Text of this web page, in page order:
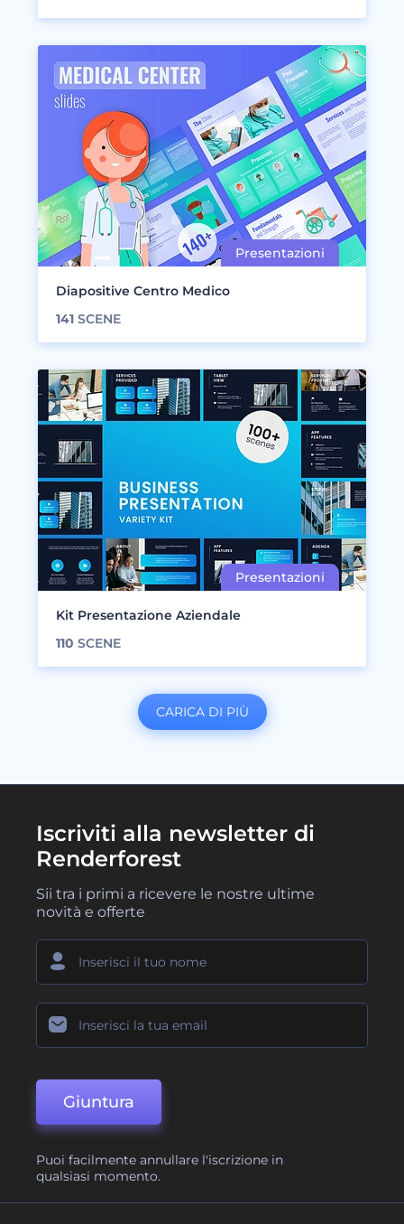
Diapositive Centro Medico
141 SCENE
Kit Presentazione Aziendale
110 SCENE
CARICA DI PIÙ
Iscriviti alla newsletter di
Renderforest
Sii tra i primi a ricevere le nostre ultime
novità e offerte
Giuntura
Puoi facilmente annullare l'iscrizione in
qualsiasi momento.